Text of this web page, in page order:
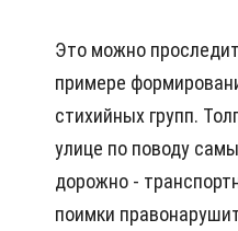
Это можно
примере
стихийных групп.
улице по поводу
дорожно -
поимки